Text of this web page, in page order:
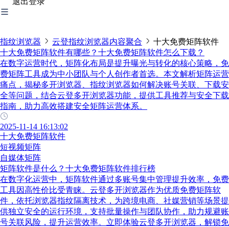
指纹浏览器 云登指纹浏览器内容聚合
十大免费矩阵软件
十大免费矩阵软件有哪些？十大免费矩阵软件怎么下载？
在数字运营时代，矩阵化布局是提升曝光与转化的核心策略，免
费矩阵工具成为中小团队与个人创作者首选。本文解析矩阵运营
痛点，揭秘多开浏览器、指纹浏览器如何解决账号关联、下载安
全等问题，结合云登多开浏览器功能，提供工具推荐与安全下载
指南，助力高效搭建安全矩阵运营体系。
2025-11-14 16:13:02
十大免费矩阵软件
短视频矩阵
自媒体矩阵
矩阵软件是什么？十大免费矩阵软件排行榜
在数字化运营中，矩阵软件通过多账号集中管理提升效率，免费
工具因高性价比受青睐。云登多开浏览器作为优质免费矩阵软
件，依托浏览器指纹隔离技术，为跨境电商、社媒营销等场景提
供独立安全的运行环境，支持批量操作与团队协作，助力规避账
号关联风险，提升运营效率。立即体验云登多开浏览器，解锁免